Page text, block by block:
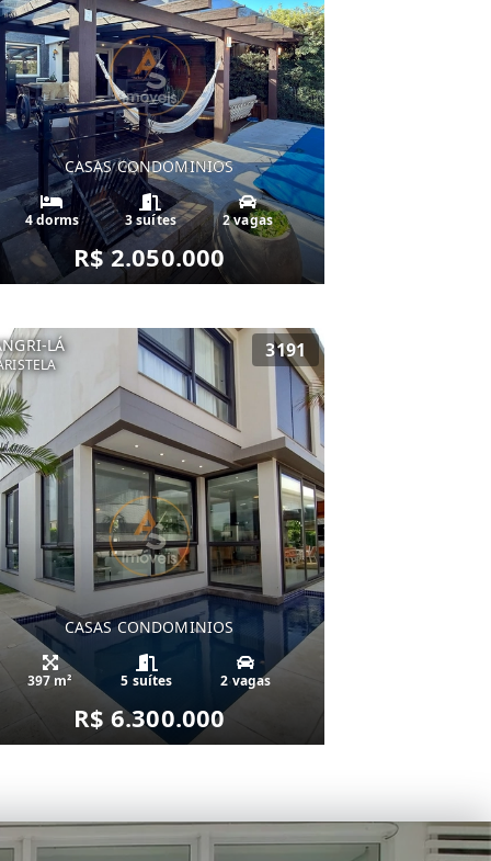
CASAS CONDOMINIOS
4 dorms 3 suítes 2 vagas
R$ 2.050.000
LÁ 3191
CASAS CONDOMINIOS
397 m² 5 suítes 2 vagas
R$ 6.300.000